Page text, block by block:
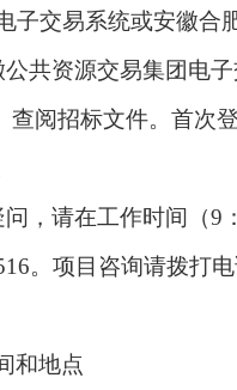
子交易系统或安徽合
共资源交易集团电
查阅招标文件。首次
，请在工作时间（9
。项目咨询请拨打电
和地点